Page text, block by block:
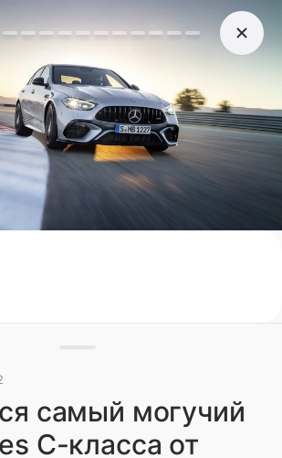
самый могучий
C-класса от AMG
сменивший в прошлом
получил топовую версию
л.с. Если прежде на старшую
самый могучий
C-класса от